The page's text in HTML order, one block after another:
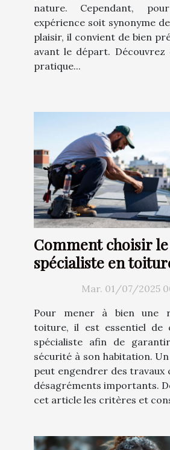
nature. Cependant,
expérience soit synonyme
plaisir, il convient de bien
avant le départ. Découvrez
pratique...
Comment choisir
spécialiste en
votre rénovation ?
Mar. 01/07/2025
Pour mener à bien une
toiture, il est essentiel de
spécialiste afin de
sécurité à son habitation.
peut engendrer des travaux
désagréments importants.
cet article les critères et